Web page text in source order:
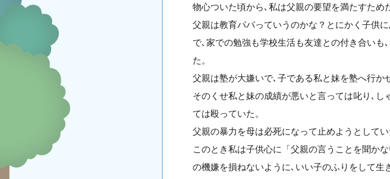
物心ついた頃から､私は父親の要望を満たすため
父親は教育パパっていうのかな？とにかく子供
で､家での勉強も学校生活も友達との付き合い
た。
父親は塾が大嫌いで､子である私と妹を塾へ行か
そのくせ私と妹の成績が悪いと言っては叱り､
ては殴っていた。
父親の暴力を母は必死になって止めようとして
このとき私は子供心に「父親の言うことを聞か
の機嫌を損ねないように､いい子のふりをして生